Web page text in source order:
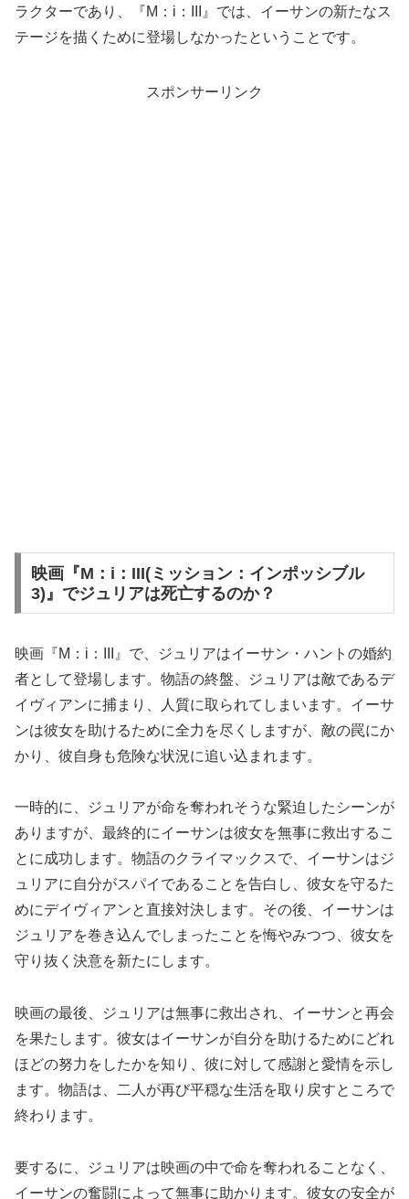
ラクターであり、『M：i：III』では、イーサンの新たなス
テージを描くために登場しなかったということです。
スポンサーリンク
映画『M：i：III(ミッション：インポッシブル
3)』でジュリアは死亡するのか？
映画『M：i：III』で、ジュリアはイーサン・ハントの婚約
者として登場します。物語の終盤、ジュリアは敵であるデ
イヴィアンに捕まり、人質に取られてしまいます。イーサ
ンは彼女を助けるために全力を尽くしますが、敵の罠にか
かり、彼自身も危険な状況に追い込まれます。
一時的に、ジュリアが命を奪われそうな緊迫したシーンが
ありますが、最終的にイーサンは彼女を無事に救出するこ
とに成功します。物語のクライマックスで、イーサンはジ
ュリアに自分がスパイであることを告白し、彼女を守るた
めにデイヴィアンと直接対決します。その後、イーサンは
ジュリアを巻き込んでしまったことを悔やみつつ、彼女を
守り抜く決意を新たにします。
映画の最後、ジュリアは無事に救出され、イーサンと再会
を果たします。彼女はイーサンが自分を助けるためにどれ
ほどの努力をしたかを知り、彼に対して感謝と愛情を示し
ます。物語は、二人が再び平穏な生活を取り戻すところで
終わります。
要するに、ジュリアは映画の中で命を奪われることなく、
イーサンの奮闘によって無事に助かります。彼女の安全が